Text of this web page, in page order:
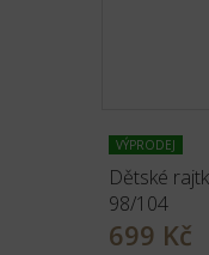
VÝPRODEJ
Dětské
98/104
699 Kč